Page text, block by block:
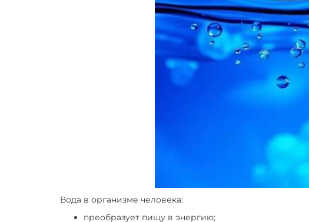
Вода в организме человека:
преобразует пищу в энергию;